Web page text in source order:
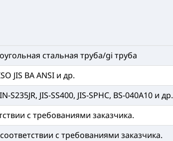
стальная труба/gi труба
JIS BA ANSI и др.
JIS-SS400, JIS-SPHC, BS-040A10 и др.
с требованиями заказчика.
с требованиями заказчика.